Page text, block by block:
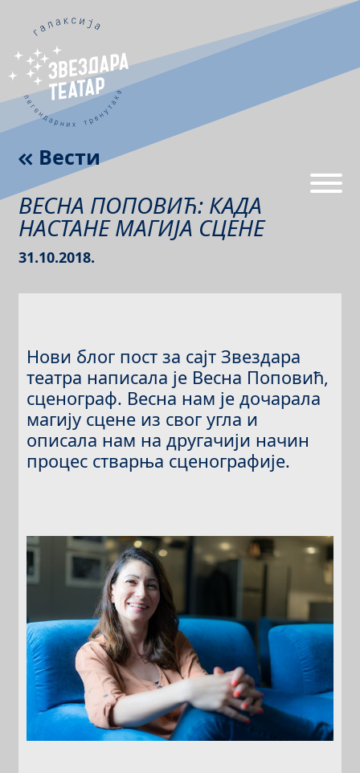
Вести
ВЕСНА ПОПОВИЋ: КАДА
НАСТАНЕ МАГИЈА СЦЕНЕ
31.10.2018.
Нови блог пост за сајт Звездара
театра написала је Весна Поповић,
сценограф. Весна нам је дочарала
магију сцене из свог угла и
описала нам на другачији начин
процес стварња сценографије.